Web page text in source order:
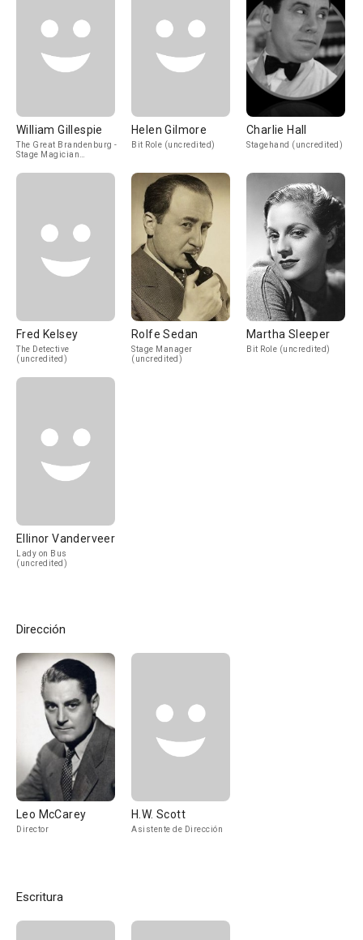
William Gillespie
The Great Brandenburg -
Stage Magician
Helen Gilmore
Bit Role (uncredited)
Charlie Hall
Stagehand (uncredited)
Fred Kelsey
The Detective
(uncredited)
Rolfe Sedan
Stage Manager
(uncredited)
Martha Sleeper
Bit Role (uncredited)
Ellinor Vanderveer
Lady on Bus
(uncredited)
Dirección
Leo McCarey
Director
H.W. Scott
Asistente de Dirección
Escritura